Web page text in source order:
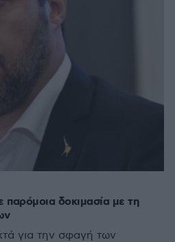
παρόμοια δοκιμασία με τη
για την σφαγή των